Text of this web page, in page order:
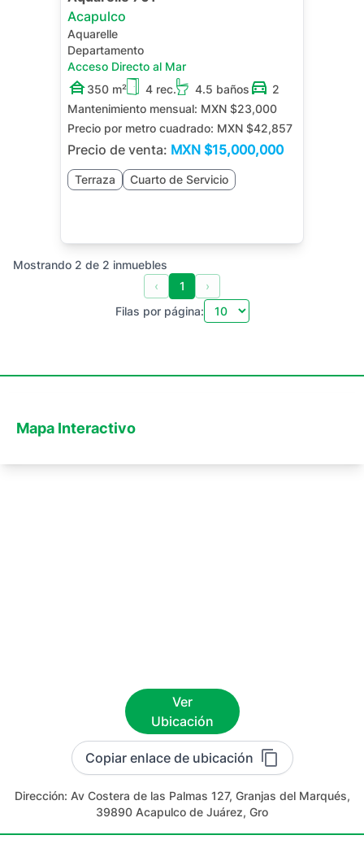
Acapulco
Aquarelle
Departamento
Acceso Directo al Mar
350 m²
4 rec. 4.5 baños
2
Mantenimiento mensual: MXN $23,000
Precio por metro cuadrado: MXN $42,857
Precio de venta: MXN $15,000,000
Terraza Cuarto de Servicio
Mostrando 2 de 2 inmuebles
‹
1
›
Filas por página:
Mapa Interactivo
Ver
Ubicación
Copiar enlace de ubicación
Dirección: Av Costera de las Palmas 127, Granjas del Marqués,
39890 Acapulco de Juárez, Gro